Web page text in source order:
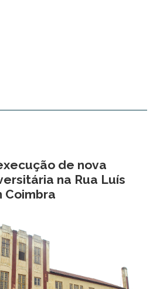
de nova
na Rua Luís
Coimbra